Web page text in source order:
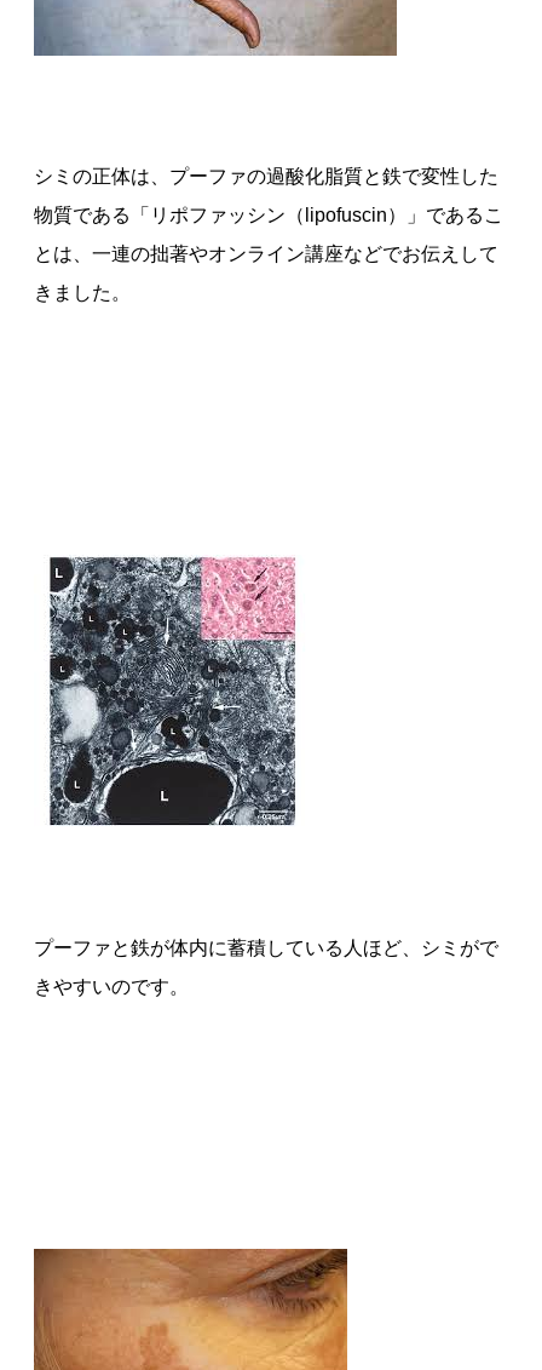
シミの正体は、プーファの過酸化脂質と鉄で変性した
物質である「リポファッシン（lipofuscin）」であるこ
とは、一連の拙著やオンライン講座などでお伝えして
きました。
プーファと鉄が体内に蓄積している人ほど、シミがで
きやすいのです。